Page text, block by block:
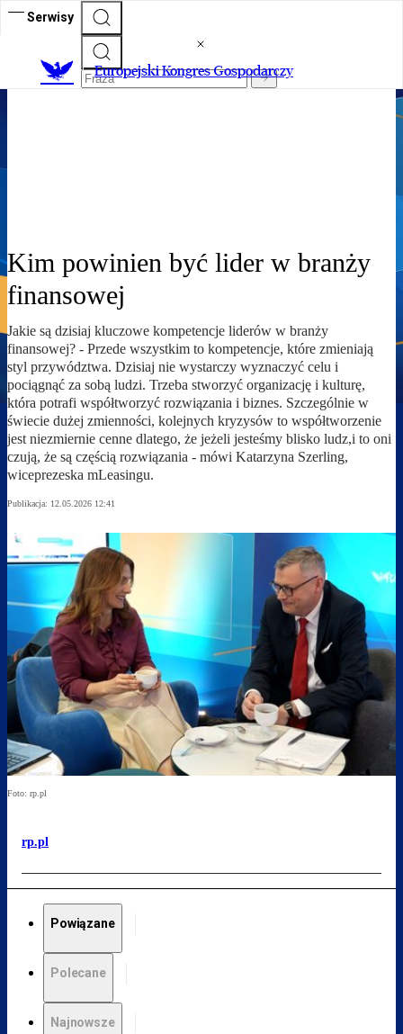
Serwisy
Europejski Kongres Gospodarczy
XVIII Europejski Kongres
Gospodarczy
Kim powinien być lider w branży
finansowej
Jakie są dzisiaj kluczowe kompetencje liderów w branży
finansowej? - Przede wszystkim to kompetencje, które zmieniają
styl przywództwa. Dzisiaj nie wystarczy wyznaczyć celu i
pociągnąć za sobą ludzi. Trzeba stworzyć organizację i kulturę,
która potrafi współtworzyć rozwiązania i biznes. Szczególnie w
świecie dużej zmienności, kolejnych kryzysów to współtworzenie
jest niezmiernie cenne dlatego, że jeżeli jesteśmy blisko ludz,i to oni
czują, że są częścią rozwiązania - mówi Katarzyna Szerling,
wiceprezeska mLeasingu.
Publikacja: 12.05.2026 12:41
Foto: rp.pl
rp.pl
Powiązane
Polecane
Najnowsze